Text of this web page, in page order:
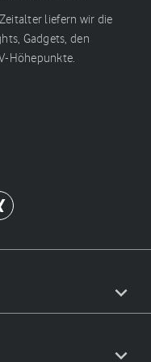
liefern wir die
Gadgets, den
Höhepunkte.